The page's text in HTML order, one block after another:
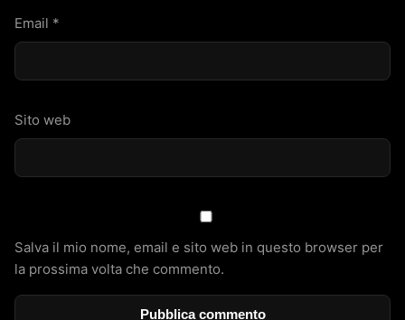
Email *
Sito web
Salva il mio nome, email e sito web in questo browser per
la prossima volta che commento.